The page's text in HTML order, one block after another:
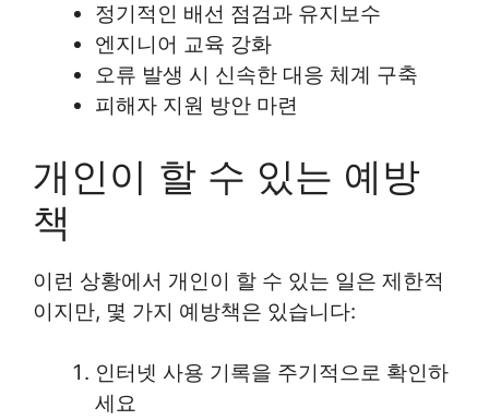
정기적인 배선 점검과 유지보수
엔지니어 교육 강화
오류 발생 시 신속한 대응 체계 구축
피해자 지원 방안 마련
개인이 할 수 있는 예방
책
이런 상황에서 개인이 할 수 있는 일은 제한적
이지만, 몇 가지 예방책은 있습니다:
인터넷 사용 기록을 주기적으로 확인하
세요